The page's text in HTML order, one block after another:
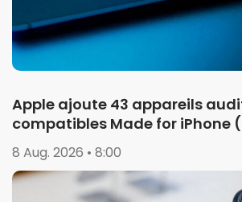
Apple ajoute 43 appareils
compatibles Made for iPhone
8 Aug. 2026 • 8:00